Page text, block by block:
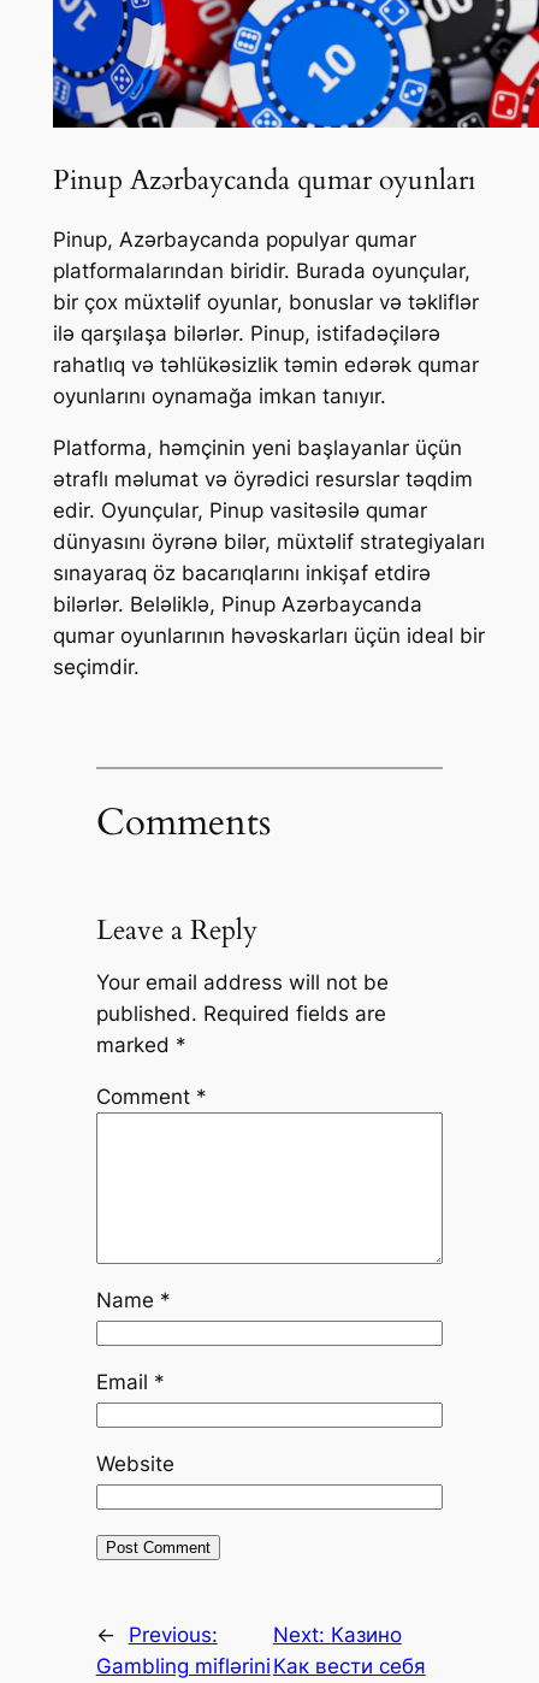
Pinup Azərbaycanda qumar oyunları
Pinup, Azərbaycanda populyar qumar
platformalarından biridir. Burada oyunçular,
bir çox müxtəlif oyunlar, bonuslar və təkliflər
ilə qarşılaşa bilərlər. Pinup, istifadəçilərə
rahatlıq və təhlükəsizlik təmin edərək qumar
oyunlarını oynamağa imkan tanıyır.
Platforma, həmçinin yeni başlayanlar üçün
ətraflı məlumat və öyrədici resurslar təqdim
edir. Oyunçular, Pinup vasitəsilə qumar
dünyasını öyrənə bilər, müxtəlif strategiyaları
sınayaraq öz bacarıqlarını inkişaf etdirə
bilərlər. Beləliklə, Pinup Azərbaycanda
qumar oyunlarının həvəskarları üçün ideal bir
seçimdir.
Comments
Leave a Reply
Your email address will not be
published. Required fields are
marked *
Comment *
Name *
Email *
Website
←
Previous:
Gambling miflərini
Next: Казино
Как вести себя